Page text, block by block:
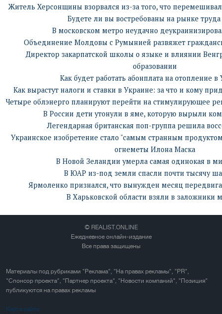
Житель Херсонщины взорвался из-за того, что
Будете ли вы востребованы на рынке труда
В московском метро неудачно
Объединение Молдовы с Румынией развяжет
Директор закарпатской школы о языке и влиянии
образовании
Как будет работать абонплата на отопление в
Как вырастут налоги и ставки в Украине: за что и кому
Четыре облэнерго планируют перейти на стимулирующее
В России дети утонули в яме, которую вырыли
Легендарная британская поп-группа решила
Украинское изобретение стало "самым странным
огнеметы Илона Маска
В Новой Зеландии умерла самая одинокая в
В ЮАР из-под земли спасли почти тысячу
Ярмоленко признался, что вынужден месяц
В Харьковской области взяли в заложники
© REALIST.ONLINE
Ежедневное онлайн-издание
Все права защищены
Материалы под рубриками "Реклама", "На правах рекламы", "PR",
"Спонсор проекта", "Партнер проекта", "Новости компаний", "Позиция"
публикуются на правах рекламы
Карта сайта